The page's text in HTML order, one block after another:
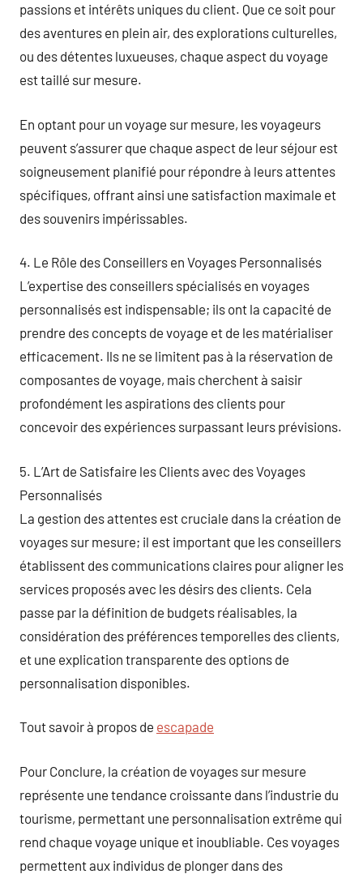
passions et intérêts uniques du client. Que ce soit pour
des aventures en plein air, des explorations culturelles,
ou des détentes luxueuses, chaque aspect du voyage
est taillé sur mesure.
En optant pour un voyage sur mesure, les voyageurs
peuvent s’assurer que chaque aspect de leur séjour est
soigneusement planifié pour répondre à leurs attentes
spécifiques, offrant ainsi une satisfaction maximale et
des souvenirs impérissables.
4. Le Rôle des Conseillers en Voyages Personnalisés
L’expertise des conseillers spécialisés en voyages
personnalisés est indispensable; ils ont la capacité de
prendre des concepts de voyage et de les matérialiser
efficacement. Ils ne se limitent pas à la réservation de
composantes de voyage, mais cherchent à saisir
profondément les aspirations des clients pour
concevoir des expériences surpassant leurs prévisions.
5. L’Art de Satisfaire les Clients avec des Voyages
Personnalisés
La gestion des attentes est cruciale dans la création de
voyages sur mesure; il est important que les conseillers
établissent des communications claires pour aligner les
services proposés avec les désirs des clients. Cela
passe par la définition de budgets réalisables, la
considération des préférences temporelles des clients,
et une explication transparente des options de
personnalisation disponibles.
Tout savoir à propos de escapade
Pour Conclure, la création de voyages sur mesure
représente une tendance croissante dans l’industrie du
tourisme, permettant une personnalisation extrême qui
rend chaque voyage unique et inoubliable. Ces voyages
permettent aux individus de plonger dans des